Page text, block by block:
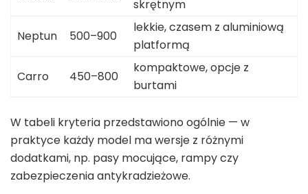
skrętnym
Neptun
500–900
lekkie, czasem z aluminiową
platformą
Carro
450–800
kompaktowe, opcje z
burtami
W tabeli kryteria przedstawiono ogólnie — w
praktyce każdy model ma wersje z różnymi
dodatkami, np. pasy mocujące, rampy czy
zabezpieczenia antykradzieżowe.